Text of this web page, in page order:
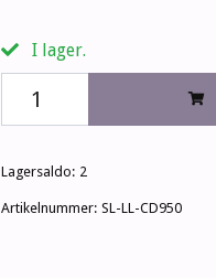
I lager.
Lagersaldo: 2
Artikelnummer: SL-LL-CD950